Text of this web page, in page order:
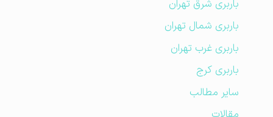
باربری شرق تهران
باربری شمال تهران
باربری غرب تهران
باربری کرج
سایر مطالب